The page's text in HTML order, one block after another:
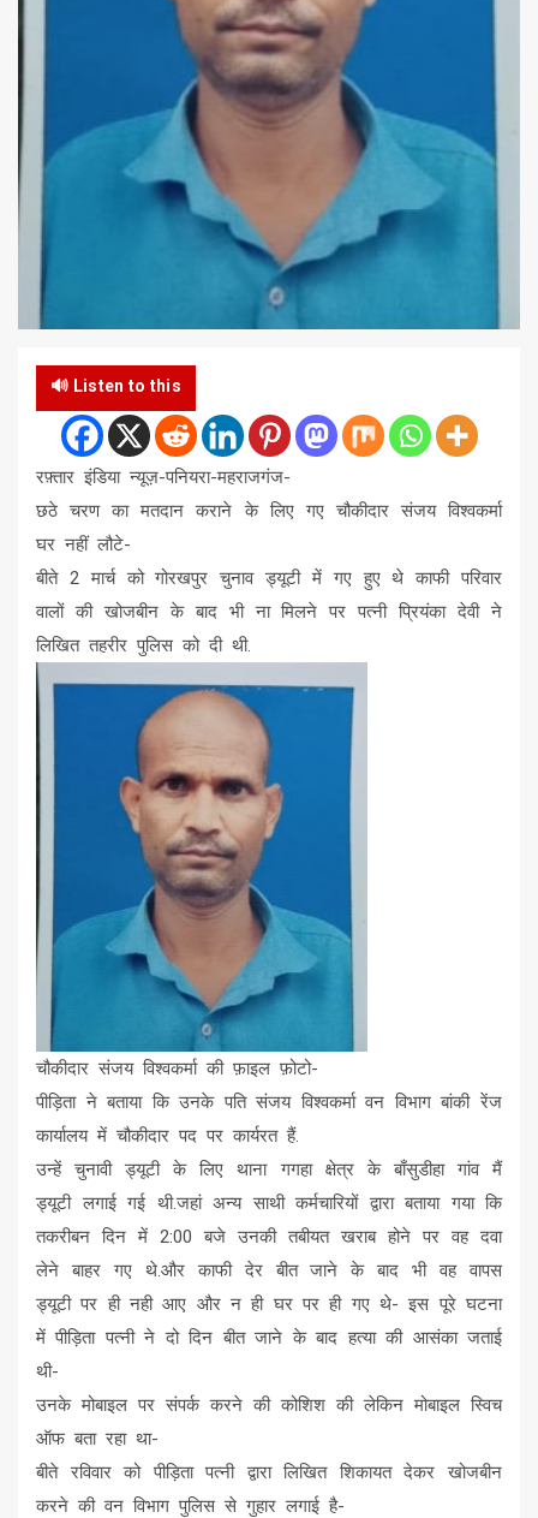
🔊 Listen to this
रफ़्तार इंडिया न्यूज़-पनियरा-महराजगंज-
छठे चरण का मतदान कराने के लिए गए चौकीदार संजय विश्वकर्मा
घर नहीं लौटे-
बीते 2 मार्च को गोरखपुर चुनाव ड्यूटी में गए हुए थे काफी परिवार
वालों की खोजबीन के बाद भी ना मिलने पर पत्नी प्रियंका देवी ने
लिखित तहरीर पुलिस को दी थी.
चौकीदार संजय विश्वकर्मा की फ़ाइल फ़ोटो-
पीड़िता ने बताया कि उनके पति संजय विश्वकर्मा वन विभाग बांकी रेंज
कार्यालय में चौकीदार पद पर कार्यरत हैं.
उन्हें चुनावी ड्यूटी के लिए थाना गगहा क्षेत्र के बाँसुडीहा गांव मैं
ड्यूटी लगाई गई थी.जहां अन्य साथी कर्मचारियों द्वारा बताया गया कि
तकरीबन दिन में 2:00 बजे उनकी तबीयत खराब होने पर वह दवा
लेने बाहर गए थे.और काफी देर बीत जाने के बाद भी वह वापस
ड्यूटी पर ही नही आए और न ही घर पर ही गए थे- इस पूरे घटना
में पीड़िता पत्नी ने दो दिन बीत जाने के बाद हत्या की आसंका जताई
थी-
उनके मोबाइल पर संपर्क करने की कोशिश की लेकिन मोबाइल स्विच
ऑफ बता रहा था-
बीते रविवार को पीड़िता पत्नी द्वारा लिखित शिकायत देकर खोजबीन
करने की वन विभाग पुलिस से गुहार लगाई है-